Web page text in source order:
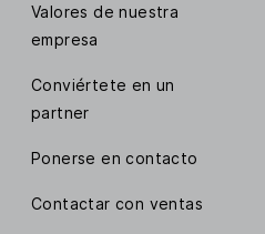
Valores de nuestra
empresa
Conviértete en un
partner
Ponerse en contacto
Contactar con ventas